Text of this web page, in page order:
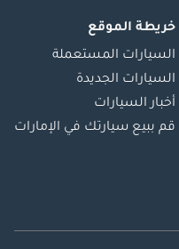
خريطة الموقع
السيارات المستعملة
السيارات الجديدة
أخبار السيارات
قم ببيع سيارتك في الإمارات